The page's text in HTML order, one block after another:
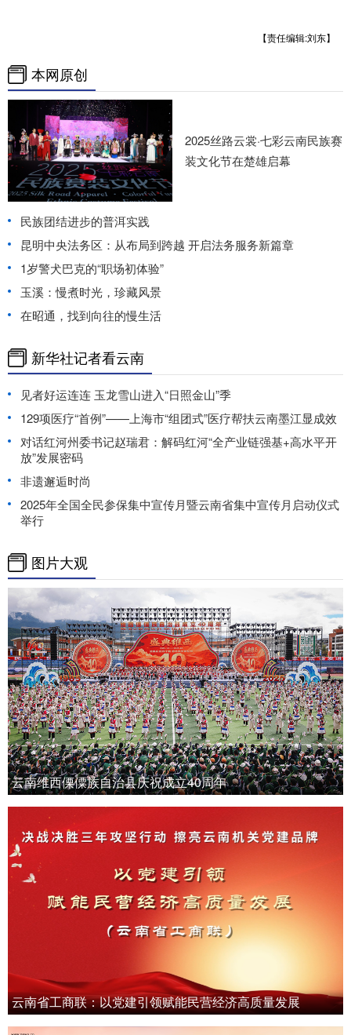
【责任编辑:刘东】
本网原创
2025丝路云裳·七彩云南民族赛
装文化节在楚雄启幕
民族团结进步的普洱实践
昆明中央法务区：从布局到跨越 开启法务服务新篇章
1岁警犬巴克的“职场初体验”
玉溪：慢煮时光，珍藏风景
在昭通，找到向往的慢生活
新华社记者看云南
见者好运连连 玉龙雪山进入“日照金山”季
129项医疗“首例”——上海市“组团式”医疗帮扶云南墨江显成效
对话红河州委书记赵瑞君：解码红河“全产业链强基+高水平开
放”发展密码
非遗邂逅时尚
2025年全国全民参保集中宣传月暨云南省集中宣传月启动仪式
举行
图片大观
云南维西傈僳族自治县庆祝成立40周年
云南省工商联：以党建引领赋能民营经济高质量发展